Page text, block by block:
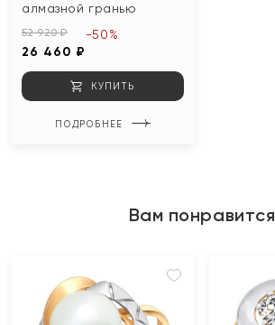
алмазной гранью
52 920 ₽
26 460 ₽
-50%
КУПИТЬ
ПОДРОБНЕЕ
Вам понравится